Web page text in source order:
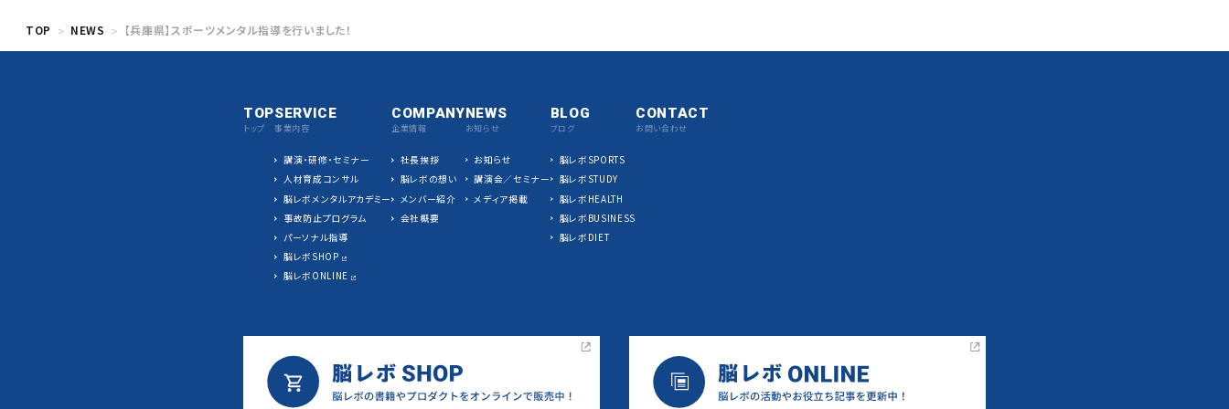
TOP NEWS 【兵庫県】スポーツメンタル指導を行いました！
TOP
トップ
SERVICE
事業内容
講演・研修・セミナー
人材育成コンサル
脳レボメンタルアカデミー
事故防止プログラム
パーソナル指導
脳レボSHOP
脳レボONLINE
COMPANY
企業情報
社長挨拶
脳レボの想い
メンバー紹介
会社概要
NEWS
お知らせ
お知らせ
講演会／セミナー
メディア掲載
BLOG
ブログ
脳レボSPORTS
脳レボSTUDY
脳レボHEALTH
脳レボBUSINESS
脳レボDIET
CONTACT
お問い合わせ